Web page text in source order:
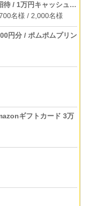
待 / 1万円キャッシュバ
名様 / 2,000名様
円分 / ポムポムプリン
ギフトカード 3万